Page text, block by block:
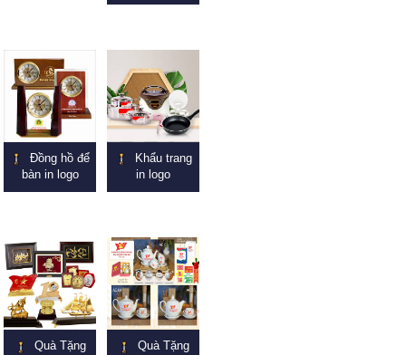
Đồng hồ để
bàn in logo
Khẩu trang
in logo
Quà Tặng
Quà Tặng